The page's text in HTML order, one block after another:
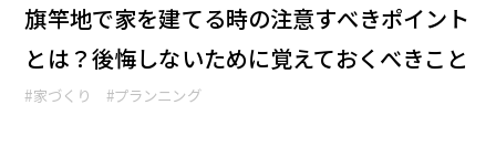
旗竿地で家を建てる時の注意すべきポイント
とは？後悔しないために覚えておくべきこと
#家づくり #プランニング